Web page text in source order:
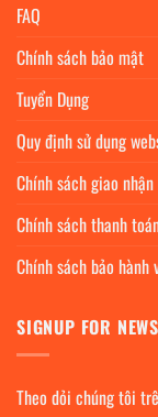
FAQ
Chính sách bảo mật
Tuyển Dụng
Quy định sử dụng
Chính sách giao
Chính sách thanh
Chính sách bảo hành
SIGNUP FOR
Theo dỏi chúng tôi